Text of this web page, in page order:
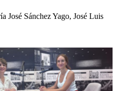
José Sánchez Yago, José Luis